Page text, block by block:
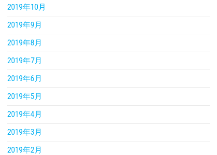
2019年10月
2019年9月
2019年8月
2019年7月
2019年6月
2019年5月
2019年4月
2019年3月
2019年2月